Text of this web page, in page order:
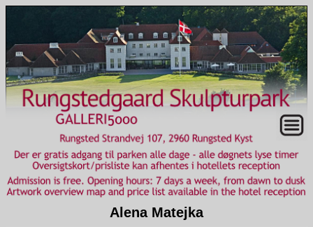
Alena Matejka